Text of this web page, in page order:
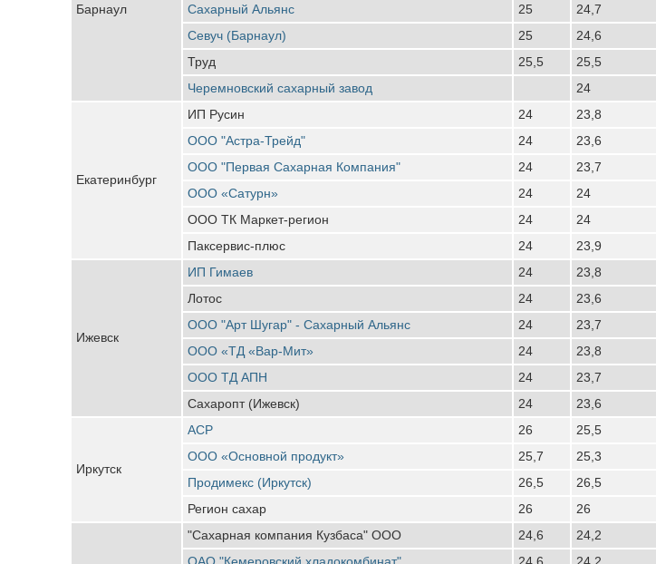
Барнаул
Сахарный Альянс
25
24,7
Севуч (Барнаул)
25
24,6
Труд
25,5
25,5
Черемновский сахарный завод
24
Екатеринбург
ИП Русин 24
23,8
ООО "Астра-Трейд"
24
23,6
ООО "Первая Сахарная Компания"
24
23,7
ООО «Сатурн»
24
24
ООО ТК Маркет-регион
24
24
Паксервис-плюс
24 23,9
Ижевск
ИП Гимаев 24
23,8
Лотос
24
23,6
ООО "Арт Шугар" - Сахарный Альянс
24
23,7
ООО «ТД «Вар-Мит»
24
23,8
ООО ТД АПН
24
23,7
Сахаропт (Ижевск)
24 23,6
Иркутск
АСР 26
25,5
ООО «Основной продукт»
25,7
25,3
Продимекс (Иркутск)
26,5
26,5
Регион сахар
26 26
"Сахарная компания Кузбаса" ООО 24,6
24,2
ОАО "Кемеровский хладокомбинат"
24,6
24,2